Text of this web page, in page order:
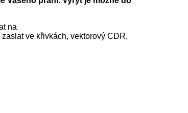
na
ve křivkách, vektorový CDR,